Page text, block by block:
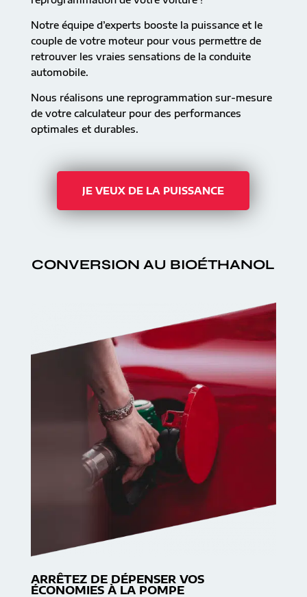
Notre équipe d’experts booste la puissance et le
couple de votre moteur pour vous permettre de
retrouver les vraies sensations de la conduite
automobile.
Nous réalisons une reprogrammation sur-mesure
de votre calculateur pour des performances
optimales et durables.
JE VEUX DE LA PUISSANCE
CONVERSION AU BIOÉTHANOL
ARRÊTEZ DE DÉPENSER VOS
ÉCONOMIES À LA POMPE